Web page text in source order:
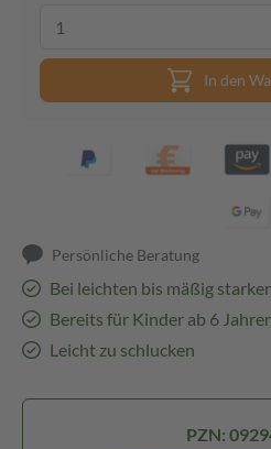
In den
Persönliche Beratung
Bei leichten bis mäßig
Bereits für Kinder ab 6
Leicht zu schlucken
PZN: